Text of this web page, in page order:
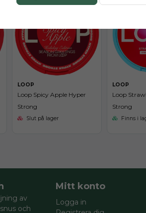
LOOP
Loop Spicy Apple Hyper
Strong
Slut på lager
LOOP
Loop
Strong
Finns i
av
och
Mitt konto
Logga in